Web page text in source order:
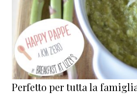
Perfetto per tutta la